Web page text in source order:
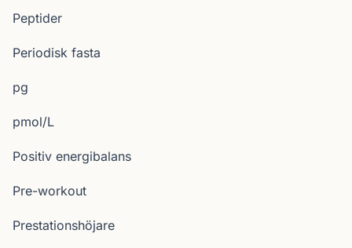
Peptider
Periodisk fasta
pg
pmol/L
Positiv energibalans
Pre-workout
Prestationshöjare